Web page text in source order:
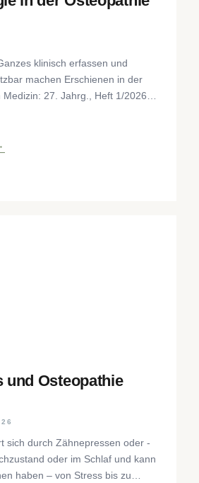
klinisch erfassen und
machen Erschienen in der
27. Jahrg., Heft 1/2026,
und Osteopathie
sich durch Zähnepressen oder -
oder im Schlaf und kann
haben – von Stress bis zu